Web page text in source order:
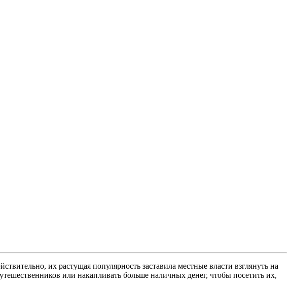
их растущая популярность заставила местные власти взглянуть на
или накапливать больше наличных денег, чтобы посетить их,